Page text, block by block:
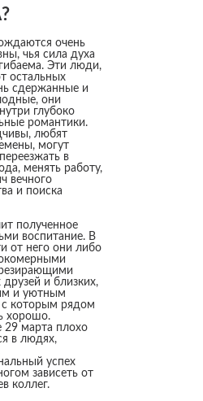
очень
чья сила духа
Эти люди,
остальных
сдержанные и
они
глубоко
романтики.
любят
могут
в
менять работу,
вечного
и поиска
полученное
воспитание. В
от него они либо
и близких,
и уютным
с которым рядом
хорошо.
29 марта плохо
в людях,
успех
зависеть от
коллег.